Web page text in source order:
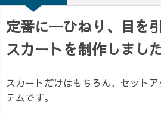
定番に一ひねり、目を
スカートを制作しまし
スカートだけはもちろん、セット
テムです。